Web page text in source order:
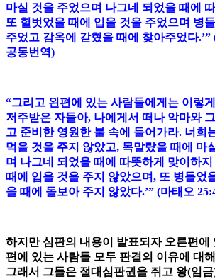
마실 것을 주었으며 나그네 되었을 때에
또 헐벗었을 때에 입을 것을 주었으며 병
주었고 감옥에 갇혔을 때에 찾아주었다.’”
공동번역)
“그리고 왼편에 있는 사람들에게는 이렇게
저주받은 자들아, 나에게서 떠나 악마와
고 준비한 영원한 불 속에 들어가라. 너희
먹을 것을 주지 않았고, 목말랐을 때에 마
며 나그네 되었을 때에 따뜻하게 맞이하
때에 입을 것을 주지 않았으며, 또 병들었
을 때에 돌보아 주지 않았다.’” (마태오
하지만 심판의 내용이 발표되자 오른편에
편에 있는 사람들 모두 판결의 이유에 대
그래서 그들은 절대심판권을 쥐고 왕(임